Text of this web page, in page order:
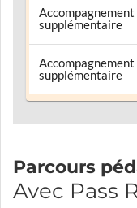
Accompagnement
supplémentaire
Accompagnement
supplémentaire
Parcours
Avec Pass